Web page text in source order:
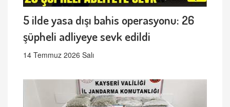
5 ilde yasa dışı bahis operasyonu: 26
şüpheli adliyeye sevk edildi
14 Temmuz 2026 Salı